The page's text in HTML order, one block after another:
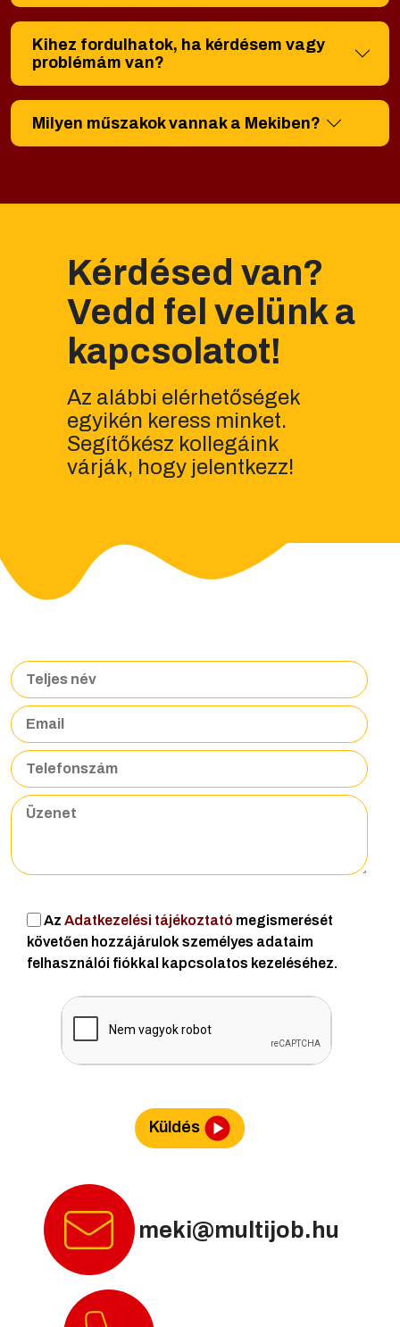
Kihez fordulhatok, ha kérdésem vagy
problémám van?
Milyen műszakok vannak a Mekiben?
Kérdésed van?
Vedd fel velünk a
kapcsolatot!
Az alábbi elérhetőségek
egyikén keress minket.
Segítőkész kollegáink
várják, hogy jelentkezz!
Az Adatkezelési tájékoztató megismerését
követően hozzájárulok személyes adataim
felhasználói fiókkal kapcsolatos kezeléséhez.
Küldés
meki@multijob.hu